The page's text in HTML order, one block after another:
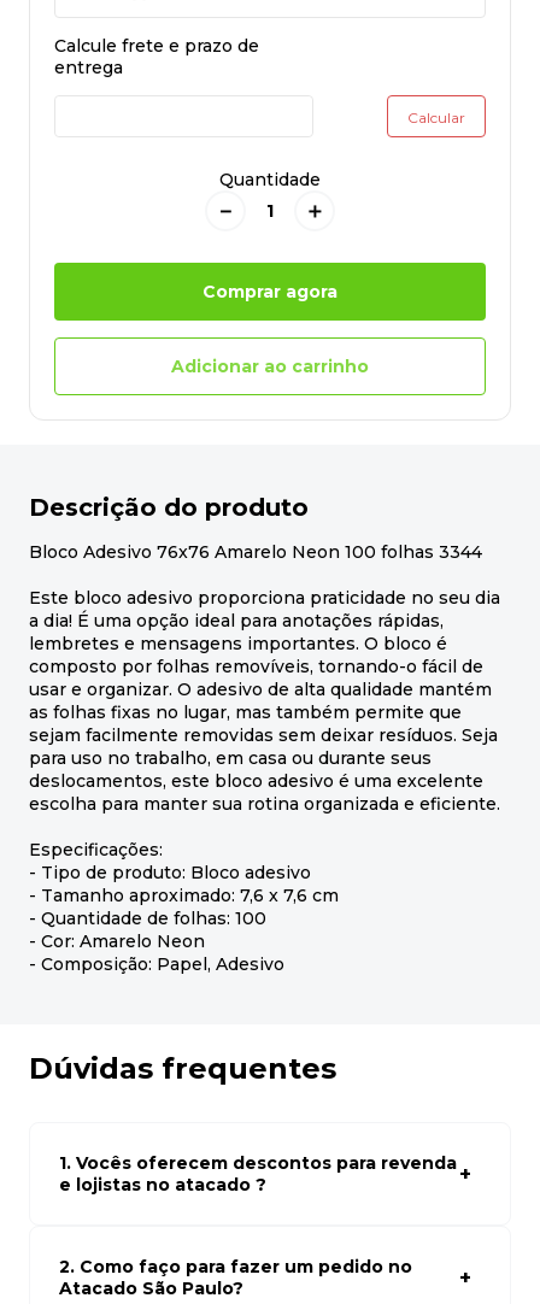
Quantidade
＋
－
Comprar agora
Adicionar ao carrinho
Descrição do produto
Bloco Adesivo 76x76 Amarelo Neon 100 folhas 3344
Este bloco adesivo proporciona praticidade no seu dia
a dia! É uma opção ideal para anotações rápidas,
lembretes e mensagens importantes. O bloco é
composto por folhas removíveis, tornando-o fácil de
usar e organizar. O adesivo de alta qualidade mantém
as folhas fixas no lugar, mas também permite que
sejam facilmente removidas sem deixar resíduos. Seja
para uso no trabalho, em casa ou durante seus
deslocamentos, este bloco adesivo é uma excelente
escolha para manter sua rotina organizada e eficiente.
Especificações:
- Tipo de produto: Bloco adesivo
- Tamanho aproximado: 7,6 x 7,6 cm
- Quantidade de folhas: 100
- Cor: Amarelo Neon
- Composição: Papel, Adesivo
Dúvidas frequentes
1. Vocês oferecem descontos para revenda
e lojistas no atacado ?
atacado empresas e compre com os melhores preços
para seu modelo de negócio
2. Como faço para fazer um pedido no
Atacado São Paulo?